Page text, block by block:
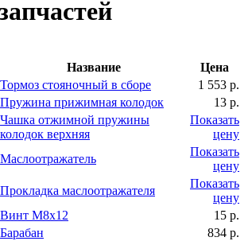
Название
Цена
Тормоз стояночный в сборе
1 553 р.
Пружина прижимная колодок
13 р.
Чашка отжимной пружины
колодок верхняя
Показать
цену
Маслоотражатель
Показать
цену
Прокладка маслоотражателя
Показать
цену
Винт М8х12
15 р.
Барабан
834 р.